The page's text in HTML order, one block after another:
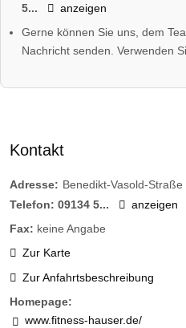
5...
anzeigen
Gerne können Sie uns, dem
Nachricht senden. Verwenden
Kontakt
Adresse: Benedikt-Vasold-Straße
Telefon: 09134 5...
anzeigen
Fax: keine Angabe
Zur Karte
Zur Anfahrtsbeschreibung
Homepage:
www.fitness-hauser.de/